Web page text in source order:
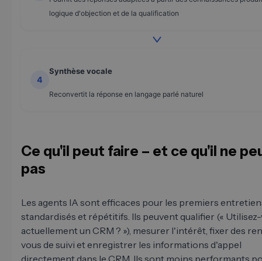
logique d'objection et de la qualification
4
Synthèse vocale
Reconvertit la réponse en langage parlé naturel
Ce qu'il peut faire – et ce qu'il ne
pas
Les agents IA sont efficaces pour les premiers
standardisés et répétitifs. Ils peuvent qualifier («
actuellement un CRM ? »), mesurer l'intérêt, fixer des
vous de suivi et enregistrer les informations d'appel